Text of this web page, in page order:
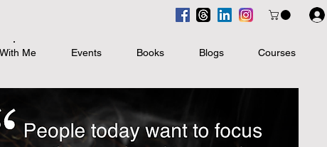
Me Events Books Blogs Courses